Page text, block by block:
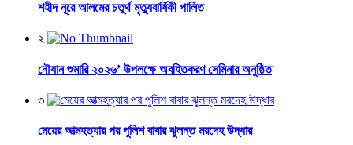
শহীদ নূরে আলমের চতুর্থ মৃত্যুবার্ষিকী পালিত
২
নৌযান শুমারি ২০২৬’ উপলক্ষে অবহিতকরণ সেমিনার অনুষ্ঠিত
৩
মেয়ের আত্মহত্যার পর পুলিশ বাবার ঝুলন্ত মরদেহ উদ্ধার